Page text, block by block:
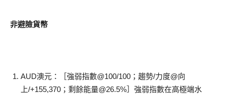
非避險貨幣
AUD澳元：［強弱指數@100/100；趨勢/力度@向
上/+155,370；剩餘能量@26.5%］強弱指數在高極端水